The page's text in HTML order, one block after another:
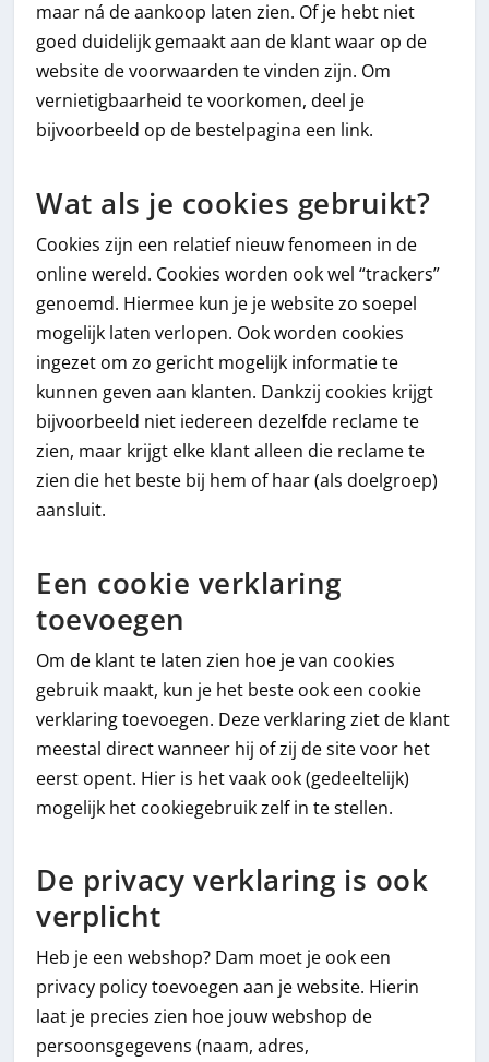
maar ná de aankoop laten zien. Of je hebt niet
goed duidelijk gemaakt aan de klant waar op de
website de voorwaarden te vinden zijn. Om
vernietigbaarheid te voorkomen, deel je
bijvoorbeeld op de bestelpagina een link.
Wat als je cookies gebruikt?
Cookies zijn een relatief nieuw fenomeen in de
online wereld. Cookies worden ook wel “trackers”
genoemd. Hiermee kun je je website zo soepel
mogelijk laten verlopen. Ook worden cookies
ingezet om zo gericht mogelijk informatie te
kunnen geven aan klanten. Dankzij cookies krijgt
bijvoorbeeld niet iedereen dezelfde reclame te
zien, maar krijgt elke klant alleen die reclame te
zien die het beste bij hem of haar (als doelgroep)
aansluit.
Een cookie verklaring
toevoegen
Om de klant te laten zien hoe je van cookies
gebruik maakt, kun je het beste ook een cookie
verklaring toevoegen. Deze verklaring ziet de klant
meestal direct wanneer hij of zij de site voor het
eerst opent. Hier is het vaak ook (gedeeltelijk)
mogelijk het cookiegebruik zelf in te stellen.
De privacy verklaring is ook
verplicht
Heb je een webshop? Dam moet je ook een
privacy policy toevoegen aan je website. Hierin
laat je precies zien hoe jouw webshop de
persoonsgegevens (naam, adres,